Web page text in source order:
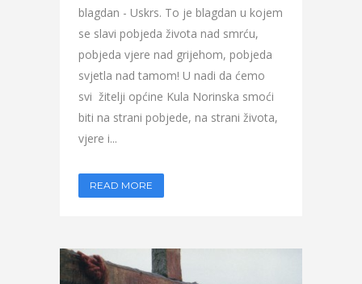
blagdan - Uskrs. To je blagdan u kojem
se slavi pobjeda života nad smrću,
pobjeda vjere nad grijehom, pobjeda
svjetla nad tamom! U nadi da ćemo
svi žitelji općine Kula Norinska smoći
biti na strani pobjede, na strani života,
vjere i...
READ MORE